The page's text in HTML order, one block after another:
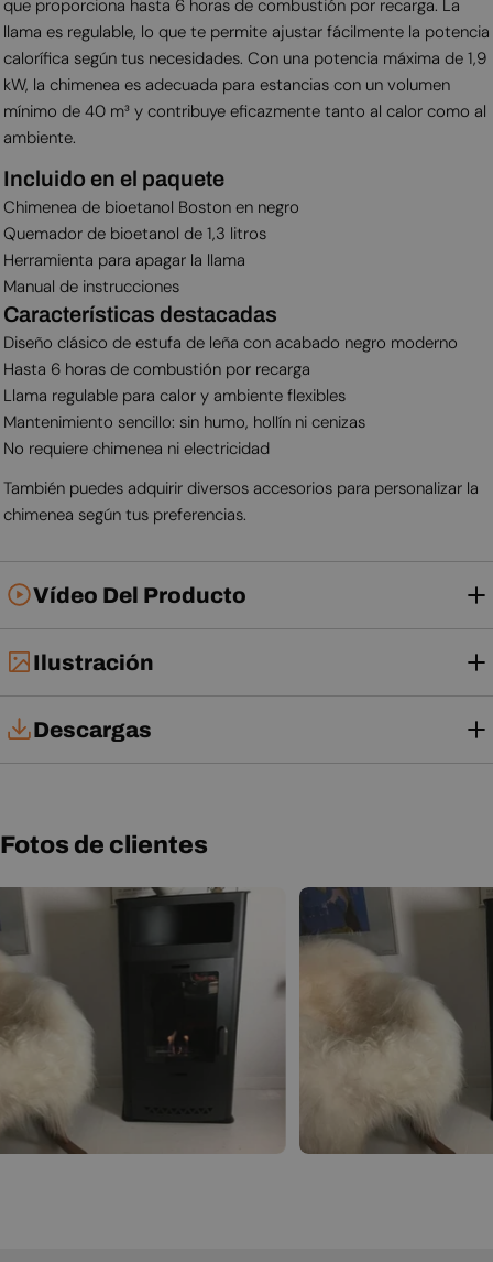
que proporciona hasta 6 horas de combustión por recarga. La
llama es regulable, lo que te permite ajustar fácilmente la potencia
calorífica según tus necesidades. Con una potencia máxima de 1,9
kW, la chimenea es adecuada para estancias con un volumen
mínimo de 40 m³ y contribuye eficazmente tanto al calor como al
ambiente.
Incluido en el paquete
Chimenea de bioetanol Boston en negro
Quemador de bioetanol de 1,3 litros
Herramienta para apagar la llama
Manual de instrucciones
Características destacadas
Diseño clásico de estufa de leña con acabado negro moderno
Hasta 6 horas de combustión por recarga
Llama regulable para calor y ambiente flexibles
Mantenimiento sencillo: sin humo, hollín ni cenizas
No requiere chimenea ni electricidad
También puedes adquirir diversos accesorios para personalizar la
chimenea según tus preferencias.
Vídeo Del Producto
Ilustración
Descargas
Manual de usuario
Ficha técnica
Fotos de clientes